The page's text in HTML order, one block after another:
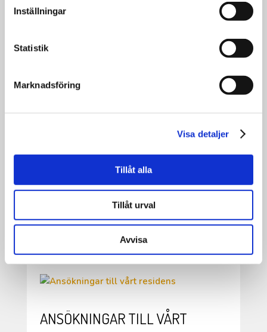
Inställningar
Statistik
Marknadsföring
Visa detaljer
Tillåt alla
Tillåt urval
Avvisa
Det övas och det övas.
Saxnäs Kyrka!
kommer att vara med på själva konserten.
Det här är en av alla de aktiviteter som vi
KRAM.
Boka in fredag 22 maj kl. 18.00 för då blir
ANSÖKNINGAR TILL VÅRT